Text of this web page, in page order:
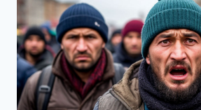
СЕМЬЯМ
ЖИЗНЬ
В
РОССИИ